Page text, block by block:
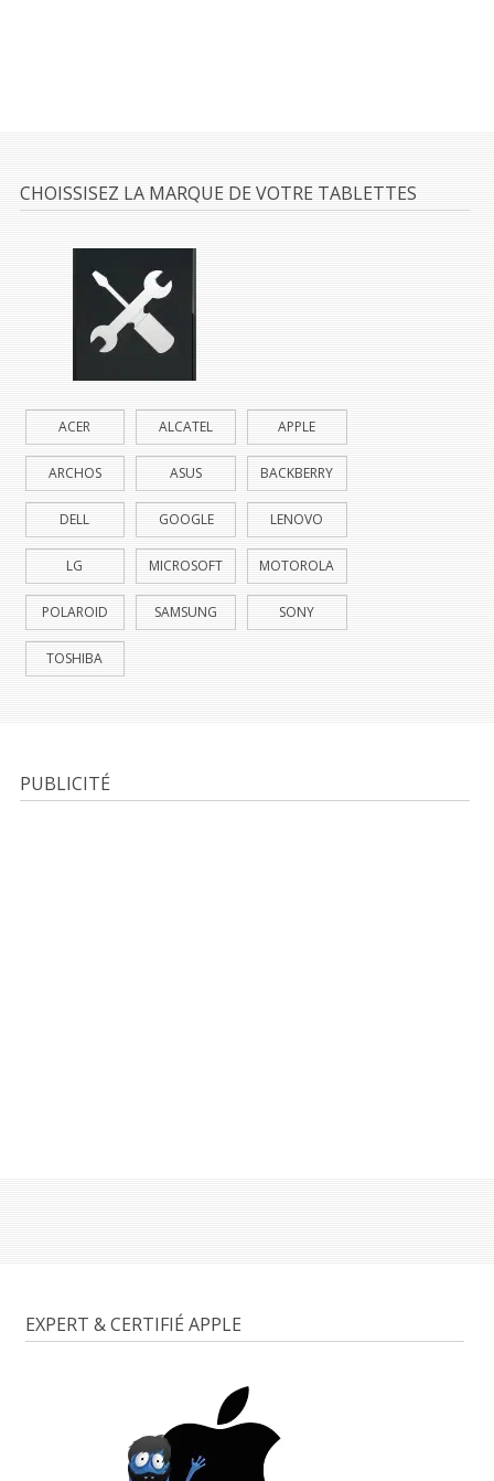
CHOISSISEZ LA MARQUE DE VOTRE TABLETTES
ACER ALCATEL APPLE
ARCHOS ASUS BACKBERRY
DELL GOOGLE LENOVO
LG MICROSOFT MOTOROLA
POLAROID SAMSUNG SONY
TOSHIBA
PUBLICITÉ
EXPERT & CERTIFIÉ APPLE